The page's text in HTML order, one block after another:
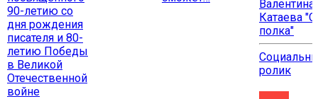
90-летию со
дня рождения
писателя и 80-
летию Победы
в Великой
Отечественной
войне
Валентина
Катаева
полка"
ролик